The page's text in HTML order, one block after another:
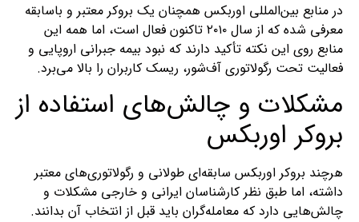
در منابع بین‌المللی اوربکس همچنان یک بروکر معتبر و باسابقه
معرفی شده که از سال ۲۰۱۰ تاکنون فعال است، اما همه این
منابع روی این نکته تأکید دارند که نبود بیمه جبرانی اروپایی و
فعالیت تحت رگولاتوری آف‌شور، ریسک کاربران را بالا می‌برد.
مشکلات و چالش‌های استفاده از
بروکر اوربکس
هرچند بروکر اوربکس سابقه‌ای طولانی و رگولاتوری‌های معتبر
داشته، اما طبق نظر کارشناسان ایرانی و خارجی مشکلات و
چالش‌هایی دارد که معامله‌گران باید قبل از انتخاب آن بدانند.